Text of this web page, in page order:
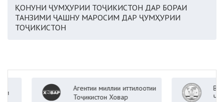
ҚОНУНИ ҶУМҲУРИИ ТОҶИКИСТОН ДАР БОРАИ
ТАНЗИМИ ҶАШНУ МАРОСИМ ДАР ҶУМҲУРИИ
ТОҶИКИСТОН
Агентии миллии иттилоотии
Тоҷикистон Ховар